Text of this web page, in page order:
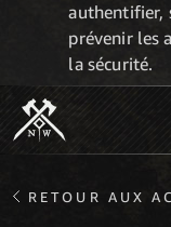
authentifier,
prévenir les
la sécurité.
RETOUR AUX